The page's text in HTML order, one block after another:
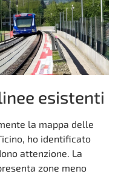
esistenti
la mappa delle
ho identificato
attenzione. La
zone meno